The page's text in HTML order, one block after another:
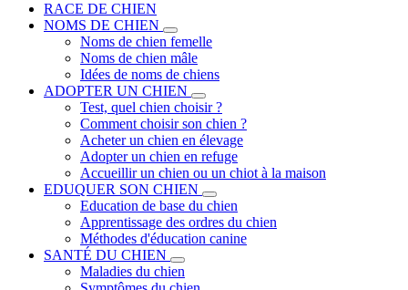
RACE DE CHIEN
NOMS DE CHIEN
Noms de chien femelle
Noms de chien mâle
Idées de noms de chiens
ADOPTER UN CHIEN
Test, quel chien choisir ?
Comment choisir son chien ?
Acheter un chien en élevage
Adopter un chien en refuge
Accueillir un chien ou un chiot à la maison
EDUQUER SON CHIEN
Education de base du chien
Apprentissage des ordres du chien
Méthodes d'éducation canine
SANTÉ DU CHIEN
Maladies du chien